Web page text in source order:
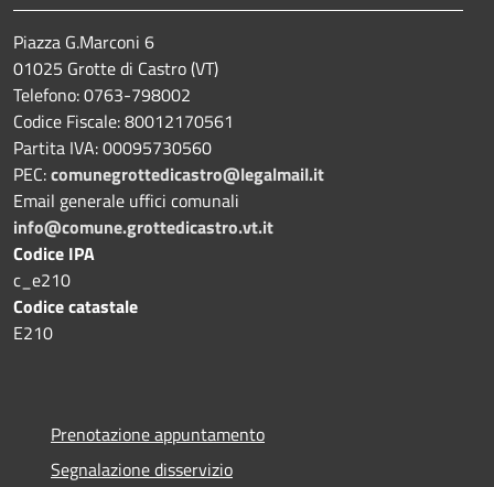
Piazza G.Marconi 6
01025 Grotte di Castro (VT)
Telefono: 0763-798002
Codice Fiscale: 80012170561
Partita IVA: 00095730560
PEC:comunegrottedicastro@legalmail.it
Email generale uffici comunali
info@comune.grottedicastro.vt.it
Codice IPA
c_e210
Codice catastale
E210
Prenotazione appuntamento
Segnalazione disservizio